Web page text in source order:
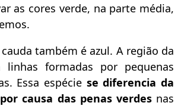
as cores verde, na parte média,
também é azul. A região da
linhas formadas por pequenas
Essa espécie se diferencia da
causa das penas verdesnas